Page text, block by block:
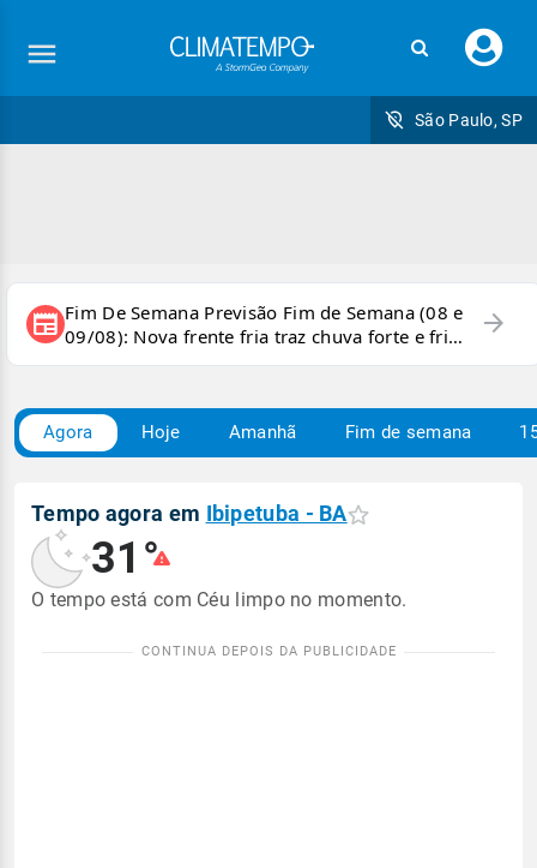
seu
São Paulo, SP
newspaper Fim De Semana Previsão Fim de Semana (08 e
09/08): Nova frente fria traz chuva forte e frio
para áreas do país
arrow_forward
Agora Hoje Amanhã Fim de semana
Tempo agora em Ibipetuba - BA
31°
O tempo está com Céu limpo no momento.